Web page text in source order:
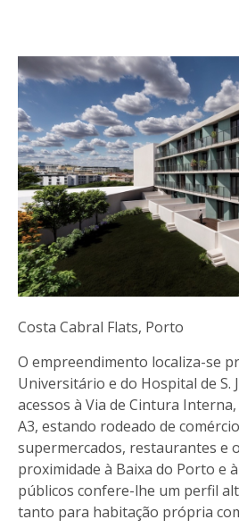
Costa Cabral Flats, Porto
O empreendimento localiza-se
Universitário e do Hospital de S.
acessos à Via de Cintura
A3, estando rodeado de
supermercados, restaurantes e
proximidade à Baixa do Porto e
públicos confere-lhe um perfil
tanto para habitação própria